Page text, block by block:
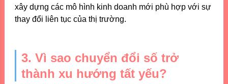
xây dựng các mô hình kinh doanh mới phù hợp với sự
thay đổi liên tục của thị trường.
3. Vì sao chuyển đổi số trở
thành xu hướng tất yếu?